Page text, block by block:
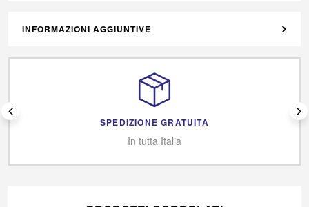
INFORMAZIONI AGGIUNTIVE
SPEDIZIONE GRATUITA
In tutta Italia